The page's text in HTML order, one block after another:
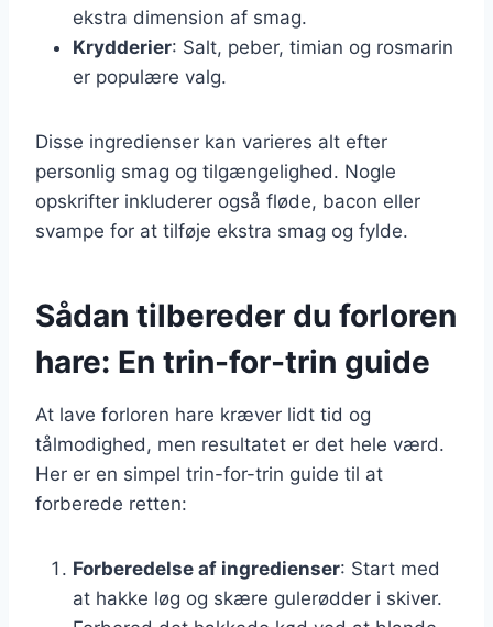
ekstra dimension af smag.
Krydderier: Salt, peber, timian og rosmarin
er populære valg.
Disse ingredienser kan varieres alt efter
personlig smag og tilgængelighed. Nogle
opskrifter inkluderer også fløde, bacon eller
svampe for at tilføje ekstra smag og fylde.
Sådan tilbereder du forloren
hare: En trin-for-trin guide
At lave forloren hare kræver lidt tid og
tålmodighed, men resultatet er det hele værd.
Her er en simpel trin-for-trin guide til at
forberede retten:
Forberedelse af ingredienser: Start med
at hakke løg og skære gulerødder i skiver.